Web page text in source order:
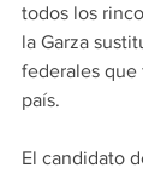
todos los
la Garza
federales que
país.
El candidato